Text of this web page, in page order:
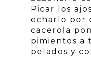
Picar los
echarlo por
cacerola
pimientos a
pelados y